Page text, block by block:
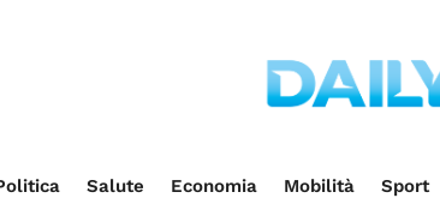
Salute Economia Mobilità Sport